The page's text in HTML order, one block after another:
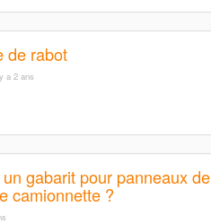
de rabot
a 2 ans
gabarit pour panneaux de
camionnette ?